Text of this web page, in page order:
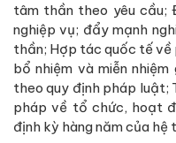
tâm thần theo yêu cầu;
nghiệp vụ; đẩy mạnh
thần; Hợp tác quốc tế
bổ nhiệm và miễn
theo quy định pháp luật;
pháp về tổ chức, hoạt
định kỳ hàng năm của